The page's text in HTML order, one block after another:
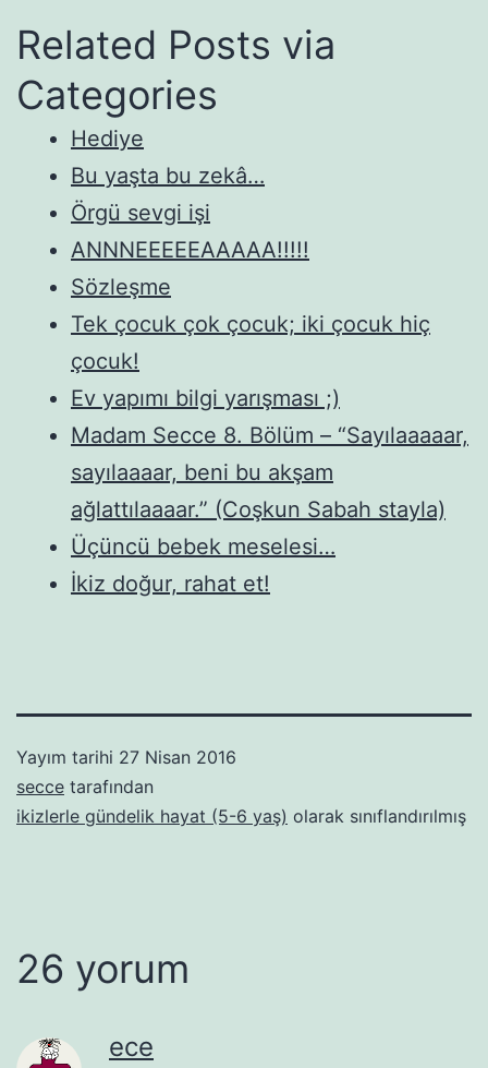
Related Posts via
Categories
Hediye
Bu yaşta bu zekâ…
Örgü sevgi işi
ANNNEEEEEAAAAA!!!!!
Sözleşme
Tek çocuk çok çocuk; iki çocuk hiç
çocuk!
Ev yapımı bilgi yarışması ;)
Madam Secce 8. Bölüm – “Sayılaaaaar,
sayılaaaar, beni bu akşam
ağlattılaaaar.” (Coşkun Sabah stayla)
Üçüncü bebek meselesi…
İkiz doğur, rahat et!
Yayım tarihi 27 Nisan 2016
secce tarafından
ikizlerle gündelik hayat (5-6 yaş) olarak sınıflandırılmış
26 yorum
ece